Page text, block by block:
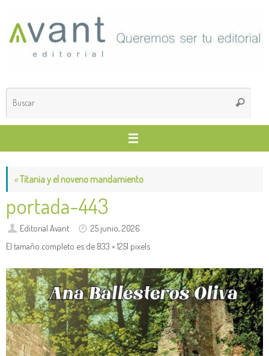
contenido
Buscar
«Titania y el noveno mandamiento
portada-443
Editorial Avant
25 junio, 2026
El tamaño completo es de 833 × 1251 pixels